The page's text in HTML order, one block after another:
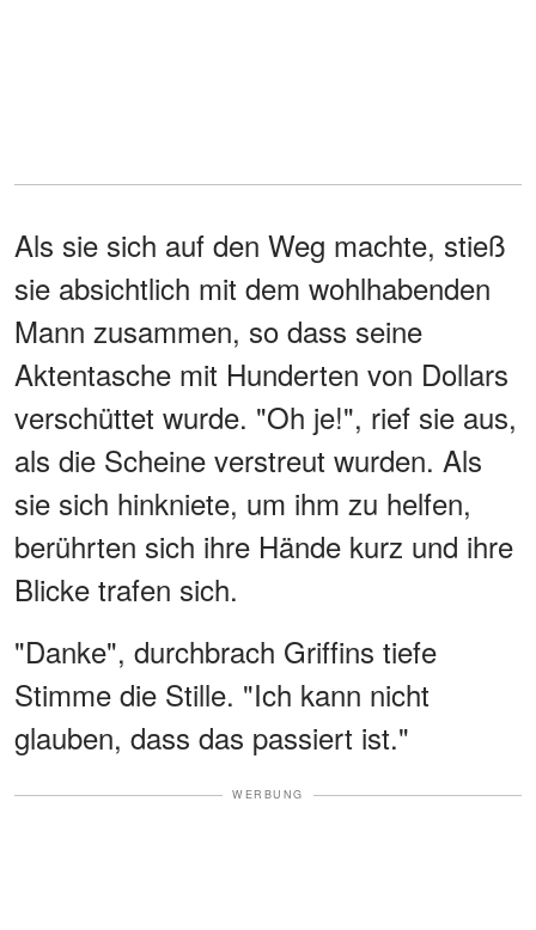
Als sie sich auf den Weg machte, stieß
sie absichtlich mit dem wohlhabenden
Mann zusammen, so dass seine
Aktentasche mit Hunderten von Dollars
verschüttet wurde. "Oh je!", rief sie aus,
als die Scheine verstreut wurden. Als
sie sich hinkniete, um ihm zu helfen,
berührten sich ihre Hände kurz und ihre
Blicke trafen sich.
"Danke", durchbrach Griffins tiefe
Stimme die Stille. "Ich kann nicht
glauben, dass das passiert ist."
WERBUNG